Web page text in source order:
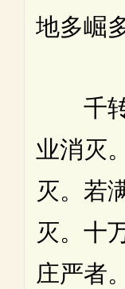
地多崛
千转
业消灭
灭。若
灭。十
庄严者